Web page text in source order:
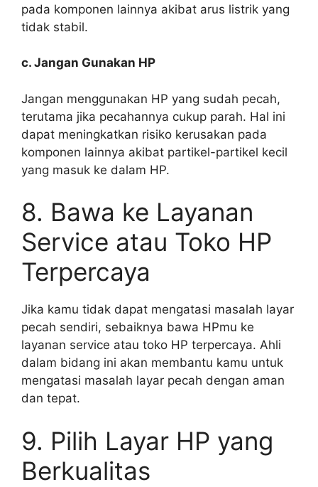
pada komponen lainnya akibat arus listrik yang
tidak stabil.
c. Jangan Gunakan HP
Jangan menggunakan HP yang sudah pecah,
terutama jika pecahannya cukup parah. Hal ini
dapat meningkatkan risiko kerusakan pada
komponen lainnya akibat partikel-partikel kecil
yang masuk ke dalam HP.
8. Bawa ke Layanan
Service atau Toko HP
Terpercaya
Jika kamu tidak dapat mengatasi masalah layar
pecah sendiri, sebaiknya bawa HPmu ke
layanan service atau toko HP terpercaya. Ahli
dalam bidang ini akan membantu kamu untuk
mengatasi masalah layar pecah dengan aman
dan tepat.
9. Pilih Layar HP yang
Berkualitas